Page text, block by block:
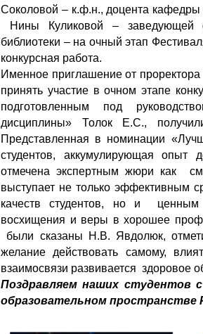
Соколовой – к.ф.н., доцента
Нины Куликовой – заведующей
библиотеки – на очный этап
конкурсная работа.
Именное приглашение от
принять участие в очном этапе
подготовленным под
дисциплины» Толок Е.С.,
Представленная в номинации
студентов, аккумулирующая
отмечена экспертным жюри как
выступает не только эффективным
качеств студентов, но и ценным
восхищения и веры в хорошее
были сказаны Н.В. Явдолюк,
желание действовать самому,
взаимосвязи развивается здоровое
Поздравляем наших студентов
образовательном пространстве